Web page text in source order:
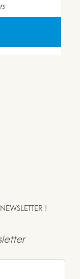
!